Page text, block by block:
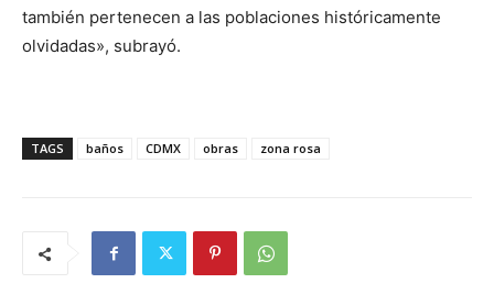
también pertenecen a las poblaciones históricamente
olvidadas», subrayó.
TAGS baños CDMX obras zona rosa